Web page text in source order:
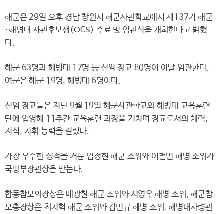
해군은 29일 오후 경남 창원시 해군사관학교에서 제137기 해군
·해병대 사관후보생(OCS) 수료 및 임관식을 개최한다고 밝혔
다.
해군 63명과 해병대 17명 등 신임 장교 80명이 이날 임관한다.
여군은 해군 19명, 해병대 6명이다.
신임 장교들은 지난 9월 19일 해군사관학교와 해병대 교육훈련
단에 입영해 11주간 교육훈련 과정을 거치며 장교로서의 체력,
지식, 지휘 능력을 길렀다.
가장 우수한 성적을 거둔 임정현 해군 소위와 이철민 해병 소위가
국방부장관상을 받는다.
합동참모의장상은 배광현 해군 소위와 서영우 해병 소위, 해군참
모총장상은 최지혁 해군 소위와 김민규 해병 소위, 해병대사령관